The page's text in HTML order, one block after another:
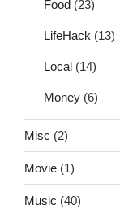
Food (23)
LifeHack (13)
Local (14)
Money (6)
Misc (2)
Movie (1)
Music (40)